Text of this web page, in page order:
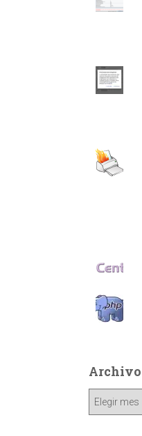
Archivo
Archivo